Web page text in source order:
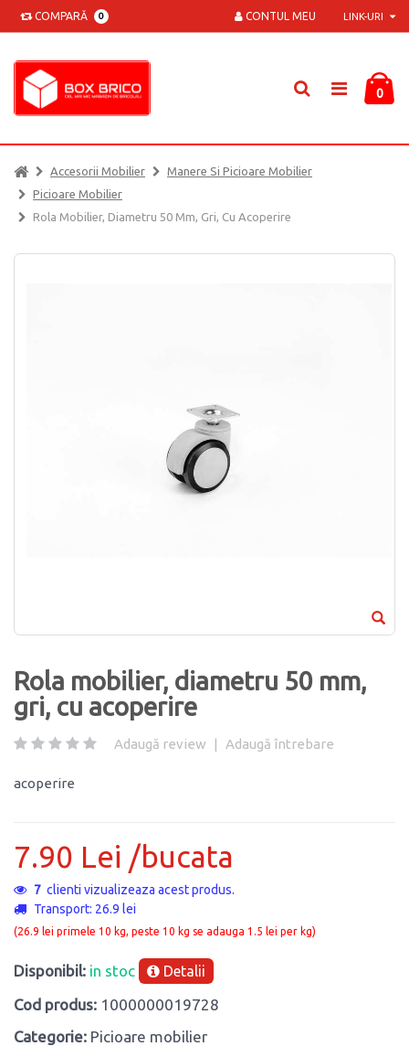
COMPARĂ 0 LINK-URI
CONTUL MEU
0
Accesorii Mobilier
Manere Si Picioare Mobilier
Picioare Mobilier
Rola Mobilier, Diametru 50 Mm, Gri, Cu Acoperire
Rola mobilier, diametru 50 mm,
gri, cu acoperire
Adaugă review | Adaugă întrebare
acoperire
7.90 Lei /bucata
7 clienti vizualizeaza acest produs.
Transport: 26.9 lei
(26.9 lei primele 10 kg, peste 10 kg se adauga 1.5 lei per kg)
Disponibil: in stoc Detalii
Cod produs: 1000000019728
Categorie: Picioare mobilier